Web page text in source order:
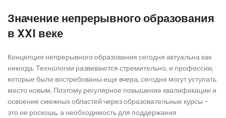
Значение непрерывного образования
в XXI веке
Концепция непрерывного образования сегодня актуальна как
никогда. Технологии развиваются стремительно, и профессии,
которые были востребованы еще вчера, сегодня могут уступать
место новым. Поэтому регулярное повышение квалификации и
освоение смежных областей через образовательные курсы –
это не роскошь, а необходимость для поддержания